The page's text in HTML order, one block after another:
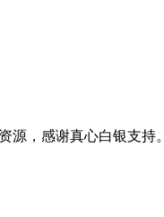
源，感谢真心白银支持。